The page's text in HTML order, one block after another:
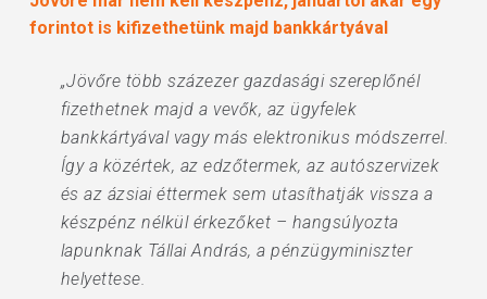
forintot is kifizethetünk majd bankkártyával
„Jövőre több százezer gazdasági szereplőnél
fizethetnek majd a vevők, az ügyfelek
bankkártyával vagy más elektronikus módszerrel.
Így a közértek, az edzőtermek, az autószervizek
és az ázsiai éttermek sem utasíthatják vissza a
készpénz nélkül érkezőket – hangsúlyozta
lapunknak Tállai András, a pénzügyminiszter
helyettese.